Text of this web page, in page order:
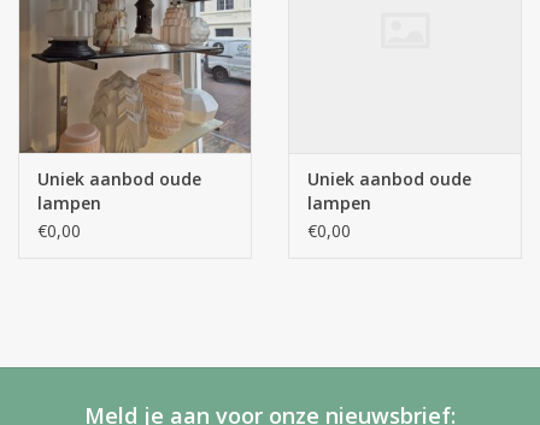
Uniek aanbod oude
lampen
€0,00
Uniek aanbod oude
lampen
€0,00
Meld je aan voor onze nieuwsbrief: